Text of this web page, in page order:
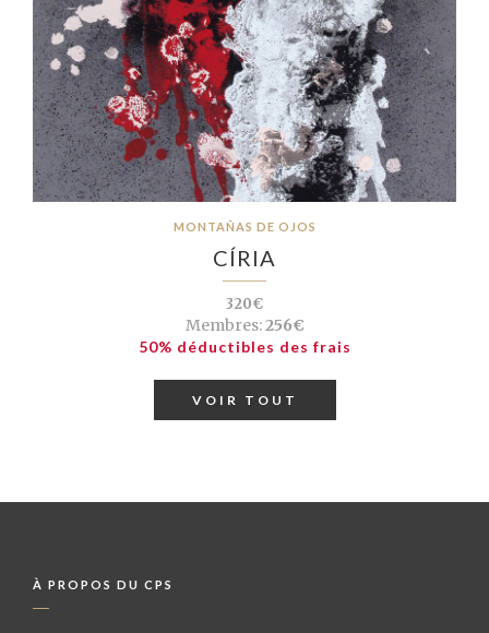
MONTAÑAS DE OJOS
CÍRIA
320€
Membres:256€
50% déductibles des frais
VOIR TOUT
À PROPOS DU CPS